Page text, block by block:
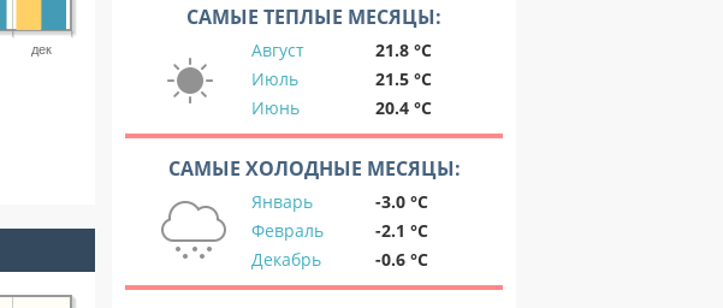
дек
САМЫЕ ТЕПЛЫЕ МЕСЯЦЫ:
Август
21.8 °C
Июль
21.5 °C
Июнь
20.4 °C
САМЫЕ ХОЛОДНЫЕ МЕСЯЦЫ:
Январь
-3.0 °C
Февраль
-2.1 °C
Декабрь
-0.6 °C